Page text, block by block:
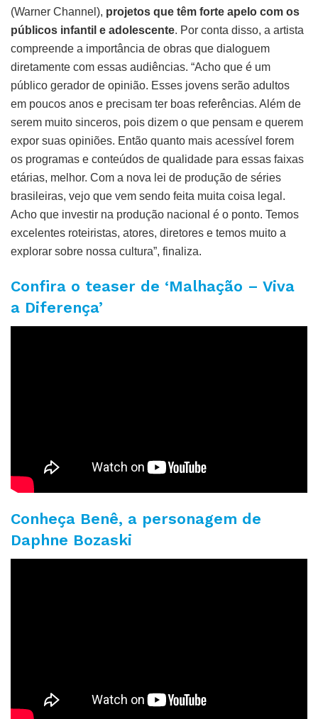
(Warner Channel), projetos que têm forte apelo com os
públicos infantil e adolescente. Por conta disso, a artista
compreende a importância de obras que dialoguem
diretamente com essas audiências. “Acho que é um
público gerador de opinião. Esses jovens serão adultos
em poucos anos e precisam ter boas referências. Além de
serem muito sinceros, pois dizem o que pensam e querem
expor suas opiniões. Então quanto mais acessível forem
os programas e conteúdos de qualidade para essas faixas
etárias, melhor. Com a nova lei de produção de séries
brasileiras, vejo que vem sendo feita muita coisa legal.
Acho que investir na produção nacional é o ponto. Temos
excelentes roteiristas, atores, diretores e temos muito a
explorar sobre nossa cultura”, finaliza.
Confira o teaser de ‘Malhação – Viva
a Diferença’
Conheça Benê, a personagem de
Daphne Bozaski